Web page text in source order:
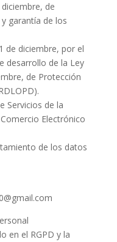
de
garantía de los
de diciembre, por el
desarrollo de la Ley
de Protección
Servicios de la
Electrónico
de los datos
en el RGPD y la